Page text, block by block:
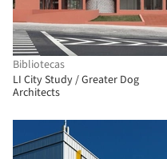
Bibliotecas
LI City Study / Greater Dog
Architects